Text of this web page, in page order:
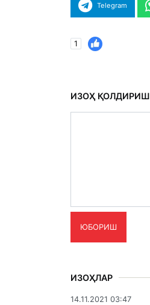
Telegram
1
ИЗОҲ ҚОЛДИРИШ
ЮБОРИШ
ИЗОҲЛАР
14.11.2021 03:47